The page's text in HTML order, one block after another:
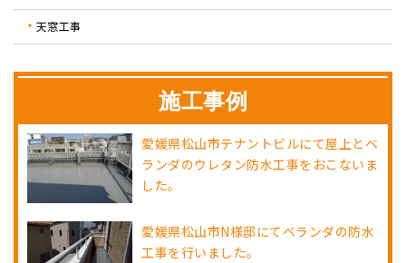
天窓工事
施工事例
愛媛県松山市テナントビルにて屋上とベ
ランダのウレタン防水工事をおこないま
した。
愛媛県松山市N様邸にてベランダの防水
工事を行いました。